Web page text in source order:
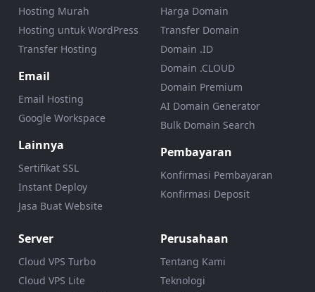
Hosting Murah
Hosting untuk WordPress
Transfer Hosting
Email
Email Hosting
Google Workspace
Lainnya
Sertifikat SSL
Instant Deploy
Jasa Buat Website
Harga Domain
Transfer Domain
Domain .ID
Domain .CLOUD
Domain Premium
AI Domain Generator
Bulk Domain Search
Pembayaran
Konfirmasi Pembayaran
Konfirmasi Deposit
Server
Cloud VPS Turbo
Cloud VPS Lite
Perusahaan
Tentang Kami
Teknologi